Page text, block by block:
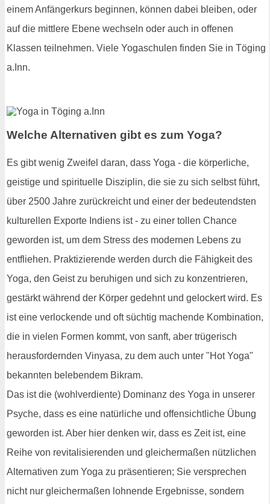
einem Anfängerkurs beginnen, können dabei bleiben, oder
auf die mittlere Ebene wechseln oder auch in offenen
Klassen teilnehmen. Viele Yogaschulen finden Sie in Töging
a.Inn.
Welche Alternativen gibt es zum Yoga?
Es gibt wenig Zweifel daran, dass Yoga - die körperliche,
geistige und spirituelle Disziplin, die sie zu sich selbst führt,
über 2500 Jahre zurückreicht und einer der bedeutendsten
kulturellen Exporte Indiens ist - zu einer tollen Chance
geworden ist, um dem Stress des modernen Lebens zu
entfliehen. Praktizierende werden durch die Fähigkeit des
Yoga, den Geist zu beruhigen und sich zu konzentrieren,
gestärkt während der Körper gedehnt und gelockert wird. Es
ist eine verlockende und oft süchtig machende Kombination,
die in vielen Formen kommt, von sanft, aber trügerisch
herausfordernden Vinyasa, zu dem auch unter "Hot Yoga"
bekannten belebendem Bikram.
Das ist die (wohlverdiente) Dominanz des Yoga in unserer
Psyche, dass es eine natürliche und offensichtliche Übung
geworden ist. Aber hier denken wir, dass es Zeit ist, eine
Reihe von revitalisierenden und gleichermaßen nützlichen
Alternativen zum Yoga zu präsentieren; Sie versprechen
nicht nur gleichermaßen lohnende Ergebnisse, sondern